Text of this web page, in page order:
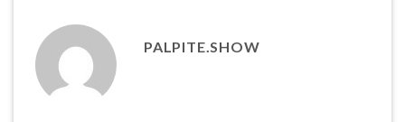
PALPITE.SHOW